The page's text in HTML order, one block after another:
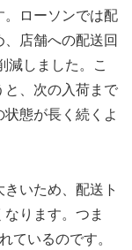
。ローソンでは配
店舗への配送回
減しました。こ
と、次の入荷まで
態が長く続くよ
いため、配送ト
ります。つま
ているのです。